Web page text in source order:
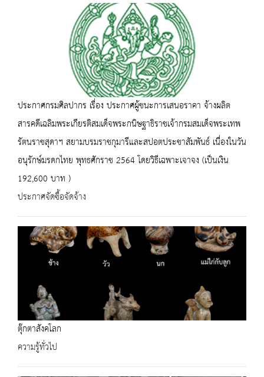
ประกาศกรมศิลปากร เรื่อง ประกาศผู้ชนะการเสนอราคา จ้างผลิต
สารคดีเฉลิมพระเกียรติสมเด็จพระกนิษฐาธิราชเจ้ากรมสมเด็จพระเทพ
รัตนราชสุดาฯ สยามบรมราชกุมารีและสปอตประชาสัมพันธ์ เนื่องในวัน
อนุรักษ์มรดกไทย พุทธศักราช 2564 โดยวิธีเฉพาะเจาจง (เป็นเงิน
192,600 บาท )
ประกาศจัดซื้อจัดจ้าง
ตุ๊กตาสังคโลก
ความรู้ทั่วไป